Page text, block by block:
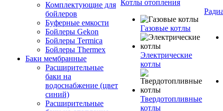
Комплектующие для
бойлеров
Буферные емкости
Бойлеры Gekon
Бойлеры Termica
Бойлеры Thermex
Баки мембранные
Расширительные
баки на
водоснабжение (цвет
синий)
Расширительные
Котлы отопления
Газовые котлы
Электрические
котлы
Твердотопливные
котлы